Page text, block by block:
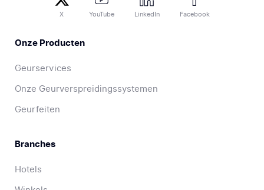
X YouTube LinkedIn Facebook
Onze Producten
Geurservices
Onze Geurverspreidingssystemen
Geurfeiten
Branches
Hotels